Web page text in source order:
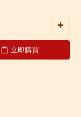
立即購買